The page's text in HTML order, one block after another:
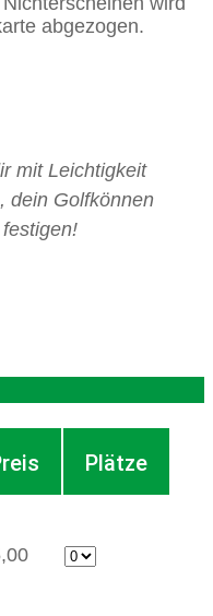
abgezogen.
mit Leichtigkeit
dein Golfkönnen
Plätze